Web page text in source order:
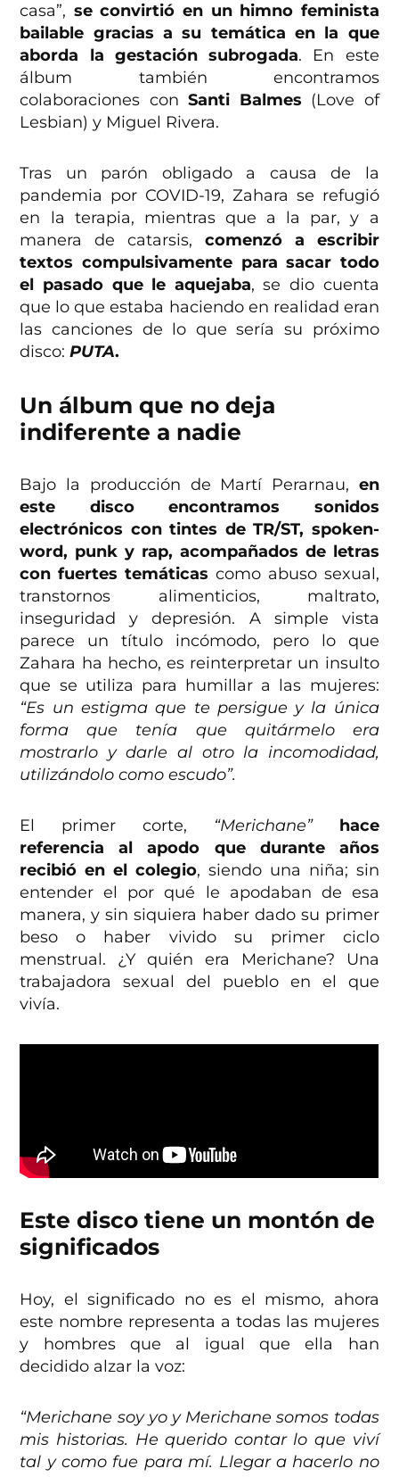
casa”, se convirtió en un himno feminista
bailable gracias a su temática en la que
aborda la gestación subrogada. En este
álbum también encontramos
colaboraciones conSanti Balmes (Love of
Lesbian) y Miguel Rivera.
Tras un parón obligado a causa de la
pandemia por COVID-19, Zahara se refugió
en la terapia, mientras que a la par, y a
manera de catarsis, comenzó a escribir
textos compulsivamente para sacar todo
el pasado que le aquejaba, se dio cuenta
que lo que estaba haciendo en realidad eran
las canciones de lo que sería su próximo
disco:PUTA.
Un álbum que no deja
indiferente a nadie
Bajo la producción de Martí Perarnau, en
este disco encontramos sonidos
electrónicos con tintes de TR/ST, spoken-
word, punk y rap, acompañados de letras
con fuertes temáticas como abuso sexual,
transtornos alimenticios, maltrato,
inseguridad y depresión. A simple vista
parece un título incómodo, pero lo que
Zahara ha hecho, es reinterpretar un insulto
que se utiliza para humillar a las mujeres:
“Es un estigma que te persigue y la única
forma que tenía que quitármelo era
mostrarlo y darle al otro la incomodidad,
utilizándolo como escudo”.
El primer corte, “Merichane”hace
referencia al apodo que durante años
recibió en el colegio, siendo una niña; sin
entender el por qué le apodaban de esa
manera, y sin siquiera haber dado su primer
beso o haber vivido su primer ciclo
menstrual. ¿Y quién era Merichane? Una
trabajadora sexual del pueblo en el que
vivía.
Este disco tiene un montón de
significados
Hoy, el significado no es el mismo, ahora
este nombre representa a todas las mujeres
y hombres que al igual que ella han
decidido alzar la voz:
“Merichane soy yo y Merichane somos todas
mis historias. He querido contar lo que viví
tal y como fue para mí. Llegar a hacerlo no